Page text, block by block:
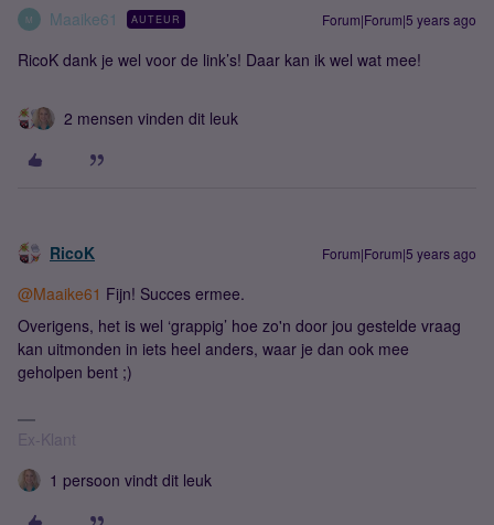
M Maaike61 AUTEUR Forum|Forum|5 years ago
RicoK dank je wel voor de link’s! Daar kan ik wel wat mee!
2 mensen vinden dit leuk
RicoK Forum|Forum|5 years ago
@Maaike61 Fijn! Succes ermee.
Overigens, het is wel ‘grappig’ hoe zo'n door jou gestelde vraag
kan uitmonden in iets heel anders, waar je dan ook mee
geholpen bent ;)
Ex-Klant
1 persoon vindt dit leuk